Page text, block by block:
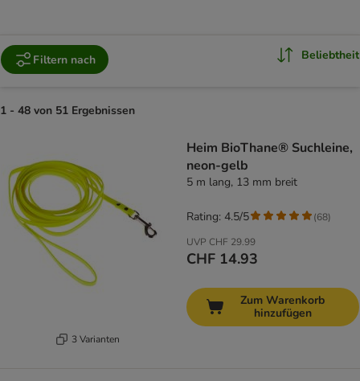
Filtern nach Beliebtheit
1 - 48 von 51 Ergebnissen
3 Varianten
Heim BioThane® Suchleine,
neon-gelb
5 m lang, 13 mm breit
UVP CHF 29.99
CHF 14.93
Rating: 4.5/5 (68)
Zum Warenkorb
hinzufügen